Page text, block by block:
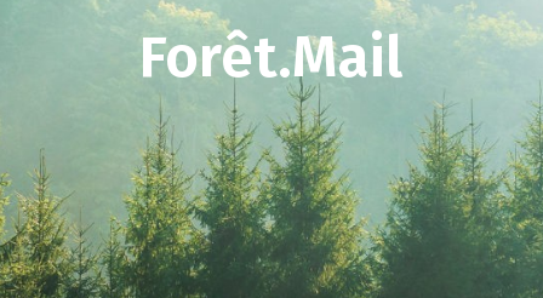
Forêt.Mail